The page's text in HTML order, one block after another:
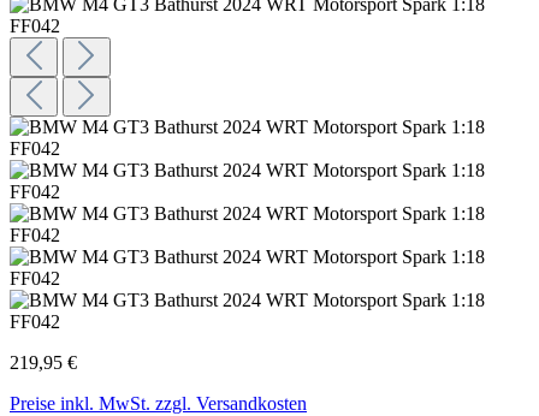
219,95 €
Preise inkl. MwSt. zzgl. Versandkosten